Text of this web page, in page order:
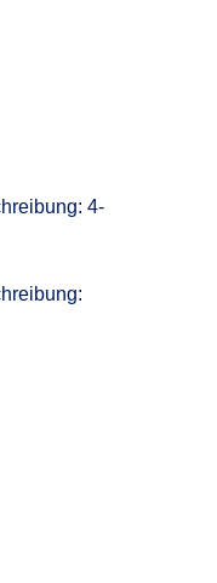
4-